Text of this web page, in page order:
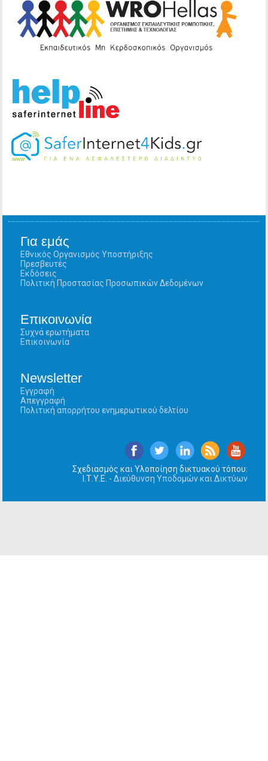
Για εμάς
Εθνικός Οργανισμός Υποστήριξης
Πρεσβευτές
Εκδόσεις
Πολιτική Προστασίας Προσωπικών Δεδομένων
Επικοινωνία
Συχνά ερωτήματα
Επικοινωνία
Newsletter
Εγγραφή
Απεγγραφή
Πολιτική απορρήτου ενημερωτικού δελτίου
Σχεδιασμός και Υλοποίηση δικτυακού τόπου:
Ι.Τ.Υ.Ε. - Διεύθυνση Υποδομών και Δικτύων